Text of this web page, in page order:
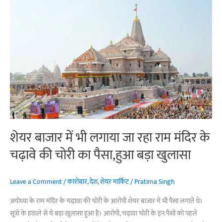
शेयर बाजार में भी लगाया जा रहा राम मंदिर के
चढ़ावे की चोरी का पैसा,हुआ बड़ा खुलासा
Leave a Comment/कारोबार,देश,शेयर मार्किट/Pratima Singh
अयोध्या के राम मंदिर के चढ़ावा की चोरी के आरोपी शेयर बाजार में भी पैसा लगाते थे।
सूत्रों के हवाले से ये बड़ा खुलासा हुआ है। आरोपी, चढ़ावा चोरी के इन पैसों को पहले